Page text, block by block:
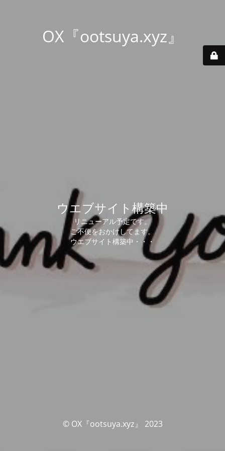
OX『ootsuya.xyz』
ウエブサイト構築中
リニューアル予定です。
ご不便をおかけしてます。
ウエブサイト構築中・・・
© OX『ootsuya.xyz』 2023